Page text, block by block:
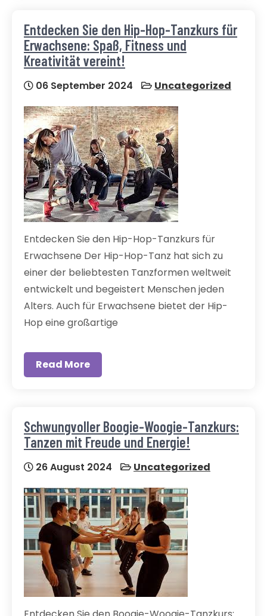
Entdecken Sie den Hip-Hop-Tanzkurs für
Erwachsene: Spaß, Fitness und
Kreativität vereint!
06 September 2024 Uncategorized
Entdecken Sie den Hip-Hop-Tanzkurs für
Erwachsene Der Hip-Hop-Tanz hat sich zu
einer der beliebtesten Tanzformen weltweit
entwickelt und begeistert Menschen jeden
Alters. Auch für Erwachsene bietet der Hip-
Hop eine großartige
Read More
Schwungvoller Boogie-Woogie-Tanzkurs:
Tanzen mit Freude und Energie!
26 August 2024 Uncategorized